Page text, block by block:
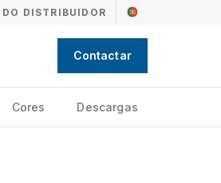
DO DISTRIBUIDOR
Contactar
Cores Descargas